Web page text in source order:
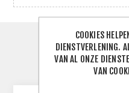
COOKIES
DIENSTVERLENING.
VAN AL ONZE
VAN